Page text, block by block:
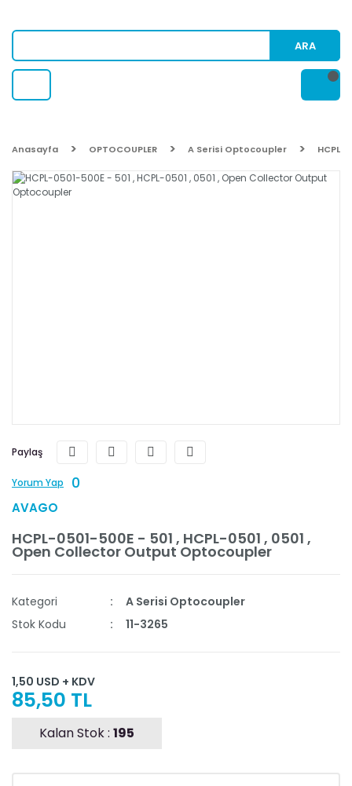
ARA
Anasayfa OPTOCOUPLER A Serisi Optocoupler HCPL-
Paylaş
Yorum Yap 0
AVAGO
HCPL-0501-500E - 501 , HCPL-0501 , 0501 ,
Open Collector Output Optocoupler
Kategori
A Serisi Optocoupler
Stok Kodu
11-3265
1,50 USD + KDV
85,50 TL
Kalan Stok : 195